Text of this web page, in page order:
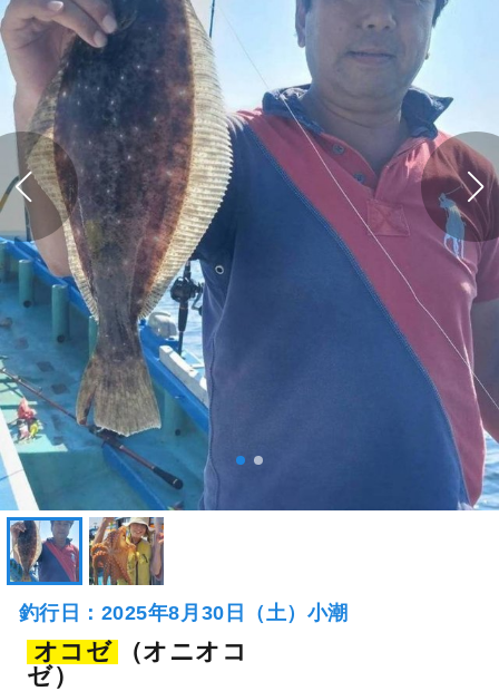
釣行日：2025年8月30日（土）小潮
オコゼ
（オニオコ
ゼ）